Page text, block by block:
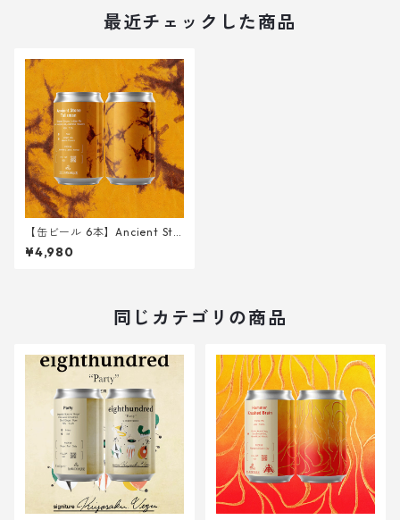
最近チェックした商品
【缶ビール 6本】Ancient Sto
ne Talisman <Belgian Golde
n Strong Ale w/ Sanpin Tea,
¥4,980
同じカテゴリの商品